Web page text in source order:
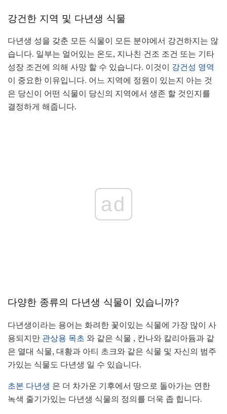
강건한 지역 및 다년생 식물
다년생 성을 갖춘 모든 식물이 모든 분야에서 강건하지는 않
습니다. 일부는 얼어있는 온도, 지나친 건조 조건 또는 기타
성장 조건에 의해 사망 ​​할 수 있습니다. 이것이 강건성 영역
이 중요한 이유입니다. 어느 지역에 정원이 있는지 아는 것
은 당신이 어떤 식물이 당신의 지역에서 생존 할 것인지를
결정하게 해줍니다.
ad
다양한 종류의 다년생 식물이 있습니까?
다년생이라는 용어는 화려한 꽃이있는 식물에 가장 많이 사
용되지만 관상용 목초 와 같은 식물 , 칸나와 칼리아듐과 같
은 열대 식물, 대황과 아티 초크와 같은 식물 및 자신의 범주
가있는 식물도 다년생 일 수 있습니다.
초본 다년생 은 더 차가운 기후에서 땅으로 돌아가는 연한
녹색 줄기가있는 다년생 식물의 정의를 더욱 좁 힙니다.